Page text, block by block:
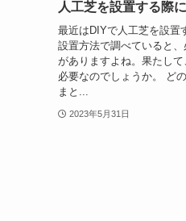
人工芝を設置する際
最近はDIYで人工芝を設置
設置方法で調べていると
がありますよね。果たし
必要なのでしょうか。 ど
まと...
2023年5月31日